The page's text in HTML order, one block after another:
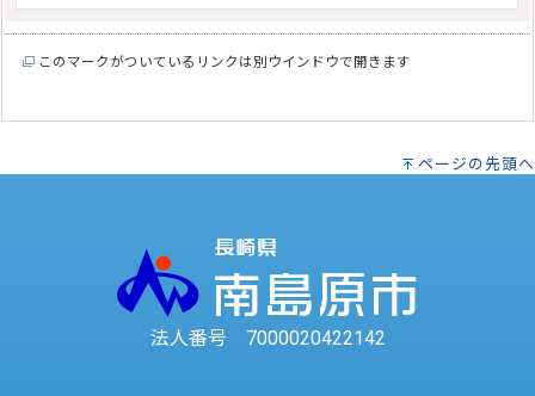
このマークがついているリンクは別ウインドウで開きます
ページの先頭へ
法人番号 7000020422142